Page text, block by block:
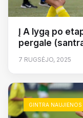
Į A lygą po
pergale
7 RUGSĖJO, 2025
GINTRA NAUJIENOS